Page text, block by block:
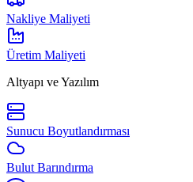
Nakliye Maliyeti
Üretim Maliyeti
Altyapı ve Yazılım
Sunucu Boyutlandırması
Bulut Barındırma